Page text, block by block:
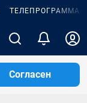
ТЕЛЕПРОГРАММА
Согласен